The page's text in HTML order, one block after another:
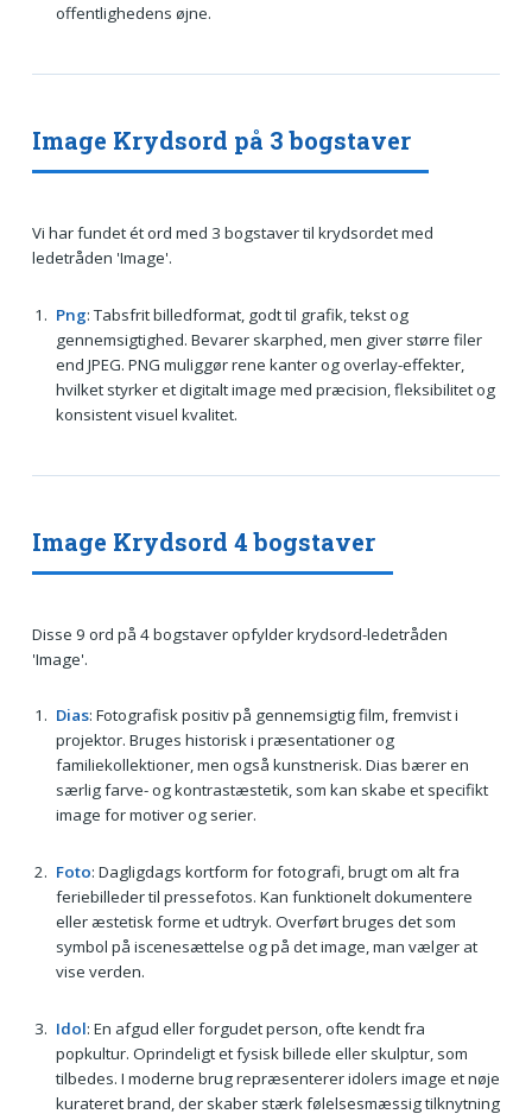
offentlighedens øjne.
Image Krydsord på 3 bogstaver
Vi har fundet ét ord med 3 bogstaver til krydsordet med
ledetråden 'Image'.
Png: Tabsfrit billedformat, godt til grafik, tekst og
gennemsigtighed. Bevarer skarphed, men giver større filer
end JPEG. PNG muliggør rene kanter og overlay-effekter,
hvilket styrker et digitalt image med præcision, fleksibilitet og
konsistent visuel kvalitet.
Image Krydsord 4 bogstaver
Disse 9 ord på 4 bogstaver opfylder krydsord-ledetråden
'Image'.
Dias: Fotografisk positiv på gennemsigtig film, fremvist i
projektor. Bruges historisk i præsentationer og
familiekollektioner, men også kunstnerisk. Dias bærer en
særlig farve- og kontrastæstetik, som kan skabe et specifikt
image for motiver og serier.
Foto: Dagligdags kortform for fotografi, brugt om alt fra
feriebilleder til pressefotos. Kan funktionelt dokumentere
eller æstetisk forme et udtryk. Overført bruges det som
symbol på iscenesættelse og på det image, man vælger at
vise verden.
Idol: En afgud eller forgudet person, ofte kendt fra
popkultur. Oprindeligt et fysisk billede eller skulptur, som
tilbedes. I moderne brug repræsenterer idolers image et nøje
kurateret brand, der skaber stærk følelsesmæssig tilknytning